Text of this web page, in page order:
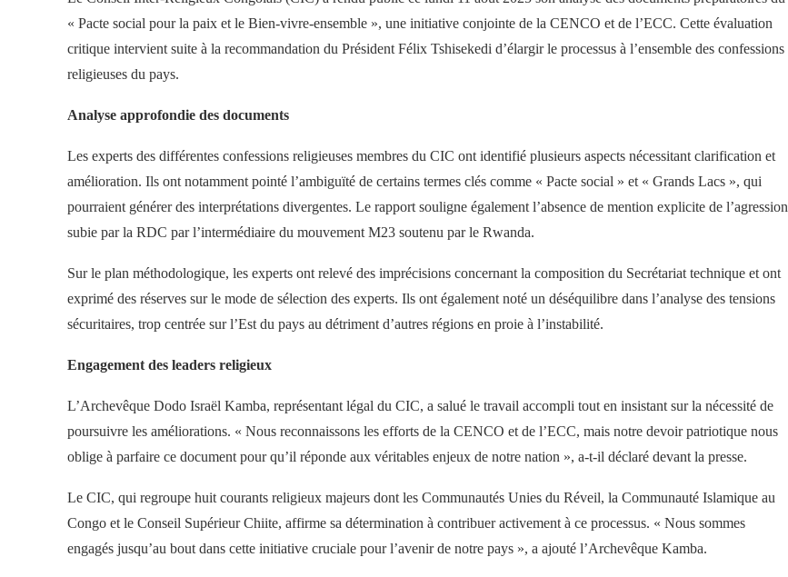
« Pacte social pour la paix et le Bien-vivre-ensemble », une initiative conjointe de la CENCO et de l’ECC. Cette évaluation
critique intervient suite à la recommandation du Président Félix Tshisekedi d’élargir le processus à l’ensemble des confessions
religieuses du pays.
Analyse approfondie des documents
Les experts des différentes confessions religieuses membres du CIC ont identifié plusieurs aspects nécessitant clarification et
amélioration. Ils ont notamment pointé l’ambiguïté de certains termes clés comme « Pacte social » et « Grands Lacs », qui
pourraient générer des interprétations divergentes. Le rapport souligne également l’absence de mention explicite de l’agression
subie par la RDC par l’intermédiaire du mouvement M23 soutenu par le Rwanda.
Sur le plan méthodologique, les experts ont relevé des imprécisions concernant la composition du Secrétariat technique et ont
exprimé des réserves sur le mode de sélection des experts. Ils ont également noté un déséquilibre dans l’analyse des tensions
sécuritaires, trop centrée sur l’Est du pays au détriment d’autres régions en proie à l’instabilité.
Engagement des leaders religieux
L’Archevêque Dodo Israël Kamba, représentant légal du CIC, a salué le travail accompli tout en insistant sur la nécessité de
poursuivre les améliorations. « Nous reconnaissons les efforts de la CENCO et de l’ECC, mais notre devoir patriotique nous
oblige à parfaire ce document pour qu’il réponde aux véritables enjeux de notre nation », a-t-il déclaré devant la presse.
Le CIC, qui regroupe huit courants religieux majeurs dont les Communautés Unies du Réveil, la Communauté Islamique au
Congo et le Conseil Supérieur Chiite, affirme sa détermination à contribuer activement à ce processus. « Nous sommes
engagés jusqu’au bout dans cette initiative cruciale pour l’avenir de notre pays », a ajouté l’Archevêque Kamba.